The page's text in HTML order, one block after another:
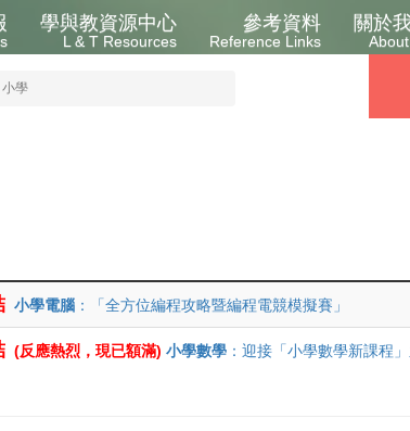
學與教資源中心
L & T Resources
參考資料
Reference Links
關於
小學
小學電腦 ：「全方位編程攻略暨編程電競模擬賽」
(反應熱烈，現已額滿) 小學數學 ：迎接「小學數學新課程